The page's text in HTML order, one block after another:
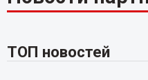
ТОП новостей